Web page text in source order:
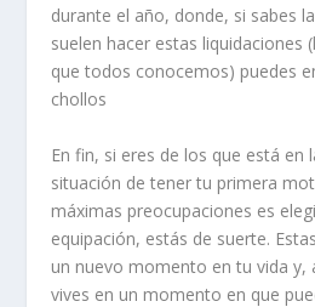
durante el año, donde, si sabes
suelen hacer estas liquidaciones
que todos conocemos) puedes
chollos
En fin, si eres de los que está en
situación de tener tu primera
máximas preocupaciones es
equipación, estás de suerte.
un nuevo momento en tu vida y,
vives en un momento en que